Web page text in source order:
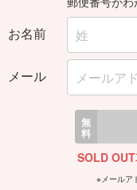
お名前
メール
無
料
SOLD
※メールア